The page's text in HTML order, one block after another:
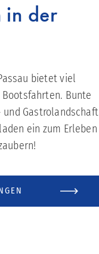
in der
bietet viel
Bunte
Gastrolandschaft
ein zum Erleben